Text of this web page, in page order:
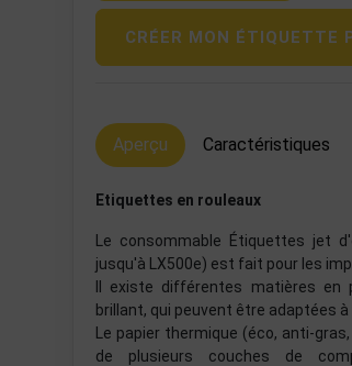
CRÉER MON ÉTIQUETTE
Aperçu Caractéristiques
Etiquettes en rouleaux
Le consommable Étiquettes jet
jusqu'à LX500e) est fait pour les
Il existe différentes matières en
brillant, qui peuvent être adaptées à
Le papier thermique (éco, anti-
de plusieurs couches de